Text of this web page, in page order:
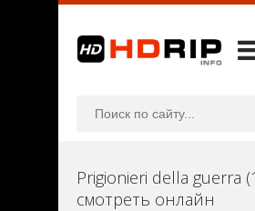
Prigionieri della guerra
смотреть онлайн